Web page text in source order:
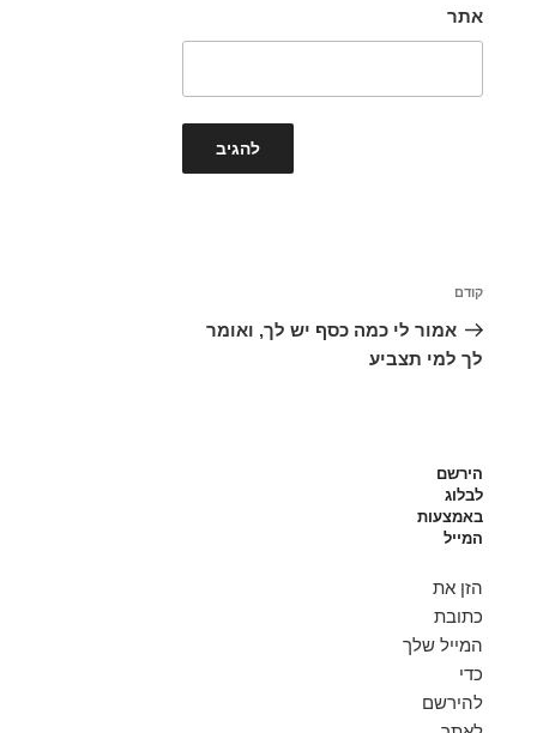
אתר
הפוסט
הקודם
קודם
אמור לי כמה כסף יש לך, ואומר
לך למי תצביע
הירשם
לבלוג
באמצעות
המייל
הזן את
כתובת
המייל שלך
כדי
להירשם